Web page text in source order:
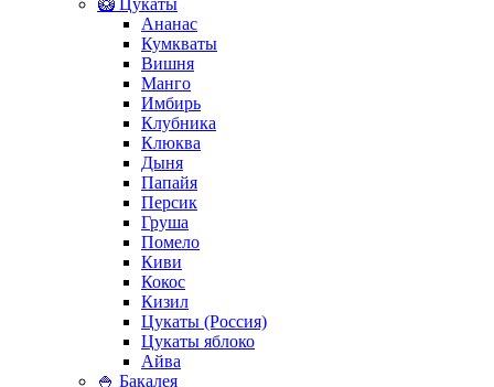
🥝 Цукаты
Ананас
Кумкваты
Вишня
Манго
Имбирь
Клубника
Клюква
Дыня
Папайя
Персик
Груша
Помело
Киви
Кокос
Кизил
Цукаты (Россия)
Цукаты яблоко
Айва
🍚 Бакалея